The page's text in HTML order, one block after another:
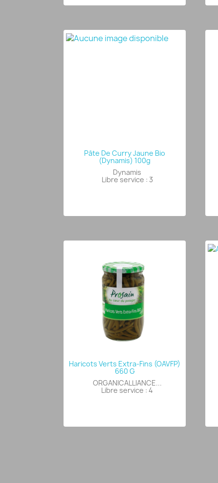
Pâte De Curry Jaune Bio
(Dynamis) 100g
Dynamis
Libre service : 3
Haricots Verts Extra-Fins (OAVFP)
660 G
ORGANICALLIANCE...
Libre service : 4